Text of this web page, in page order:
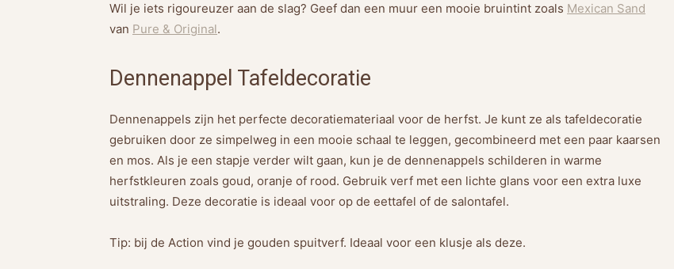
Wil je iets rigoureuzer aan de slag? Geef dan een muur een mooie bruintint zoals Mexican Sand
van Pure & Original.
Dennenappel Tafeldecoratie
Dennenappels zijn het perfecte decoratiemateriaal voor de herfst. Je kunt ze als tafeldecoratie
gebruiken door ze simpelweg in een mooie schaal te leggen, gecombineerd met een paar kaarsen
en mos. Als je een stapje verder wilt gaan, kun je de dennenappels schilderen in warme
herfstkleuren zoals goud, oranje of rood. Gebruik verf met een lichte glans voor een extra luxe
uitstraling. Deze decoratie is ideaal voor op de eettafel of de salontafel.
Tip: bij de Action vind je gouden spuitverf. Ideaal voor een klusje als deze.